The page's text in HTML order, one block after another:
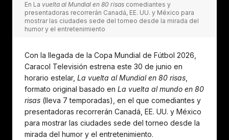
En La vuelta al Mundial en 80 risas comediantes y
presentadoras recorrerán Canadá, EE. UU. y México para
mostrar las ciudades sede del torneo desde la mirada del
humor y el entretenimiento
Con la llegada de la Copa Mundial de Fútbol 2026,
Caracol Televisión estrena este 30 de junio en
horario estelar, La vuelta al Mundial en 80 risas,
formato original basado en La vuelta al mundo en 80
risas (lleva 7 temporadas), en el que comediantes y
presentadoras recorrerán Canadá, EE. UU. y México
para mostrar las ciudades sede del torneo desde la
mirada del humor y el entretenimiento.